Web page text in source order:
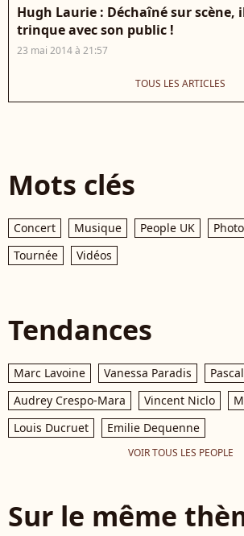
Hugh Laurie : Déchaîné sur scène,
trinque avec son public !
23 mai 2014 à 21:57
TOUS LES ARTICLES
Mots clés
Concert Musique People UK Photo
Tournée
Vidéos
Tendances
Marc Lavoine Vanessa Paradis
Audrey Crespo-Mara
Vincent Niclo
Louis Ducruet
Emilie Dequenne
VOIR TOUS LES PEOPLE
Sur le même